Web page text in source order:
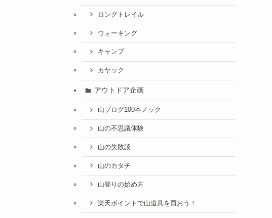
ロングトレイル
ウォーキング
キャンプ
カヤック
アウトドア企画
山ブログ100本ノック
山の不思議体験
山の失敗談
山のカタチ
山登りの始め方
楽天ポイントで山道具を買おう！